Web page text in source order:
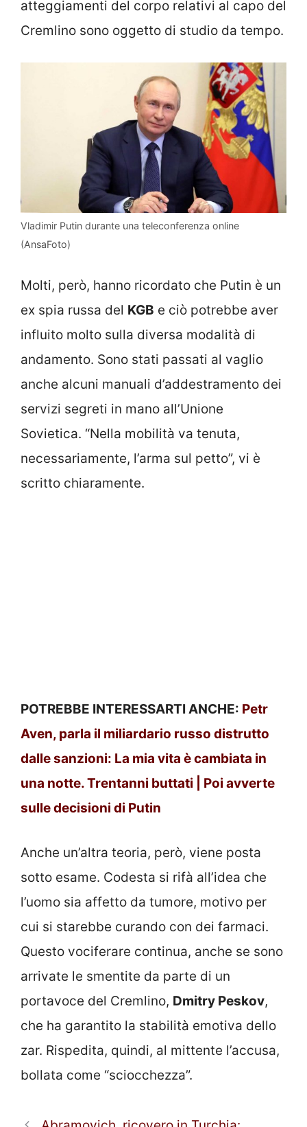
atteggiamenti del corpo relativi al capo del
Cremlino sono oggetto di studio da tempo.
Vladimir Putin durante una teleconferenza online
(AnsaFoto)
Molti, però, hanno ricordato che Putin è un
ex spia russa del KGB e ciò potrebbe aver
influito molto sulla diversa modalità di
andamento. Sono stati passati al vaglio
anche alcuni manuali d’addestramento dei
servizi segreti in mano all’Unione
Sovietica. “Nella mobilità va tenuta,
necessariamente, l’arma sul petto”, vi è
scritto chiaramente.
POTREBBE INTERESSARTI ANCHE: Petr
Aven, parla il miliardario russo distrutto
dalle sanzioni: La mia vita è cambiata in
una notte. Trentanni buttati | Poi avverte
sulle decisioni di Putin
Anche un’altra teoria, però, viene posta
sotto esame. Codesta si rifà all’idea che
l’uomo sia affetto da tumore, motivo per
cui si starebbe curando con dei farmaci.
Questo vociferare continua, anche se sono
arrivate le smentite da parte di un
portavoce del Cremlino, Dmitry Peskov,
che ha garantito la stabilità emotiva dello
zar. Rispedita, quindi, al mittente l’accusa,
bollata come “sciocchezza”.